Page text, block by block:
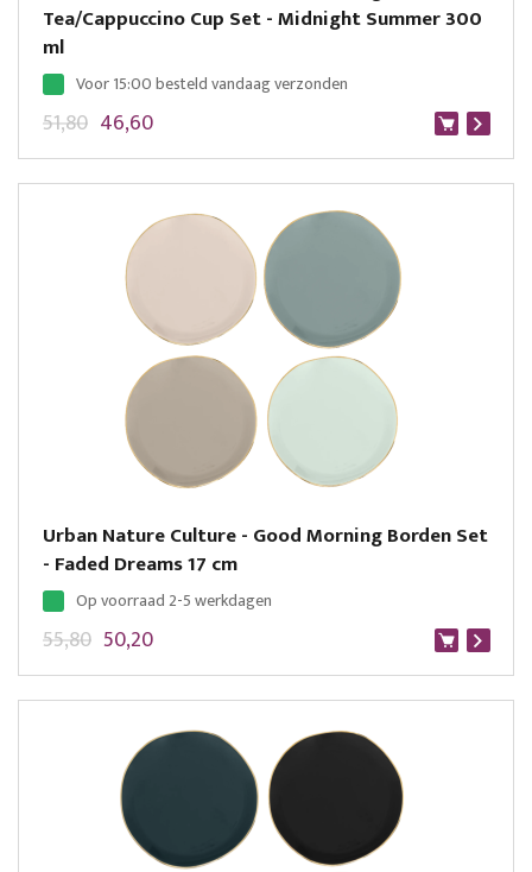
Tea/Cappuccino Cup Set - Midnight Summer 300
ml
Voor 15:00 besteld vandaag verzonden
46,60
51,80
Urban Nature Culture - Good Morning Borden Set
- Faded Dreams 17 cm
Op voorraad 2-5 werkdagen
50,20
55,80